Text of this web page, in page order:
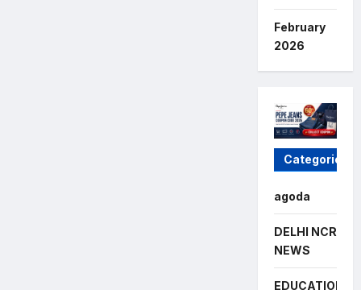
February
2026
Categories
agoda
DELHI NCR
NEWS
EDUCATION